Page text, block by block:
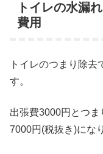
トイレの水漏
費用
トイレのつまり除
す。
出張費3000円とつ
7000円(税抜き)にな